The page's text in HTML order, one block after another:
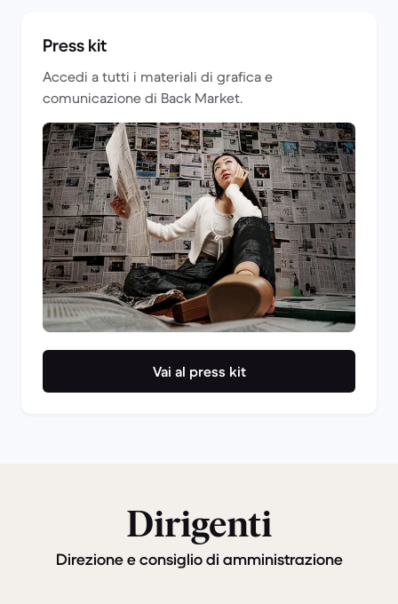
Press kit
Accedi a tutti i materiali di grafica e
comunicazione di Back Market.
Vai al press kit
Dirigenti
Direzione e consiglio di amministrazione